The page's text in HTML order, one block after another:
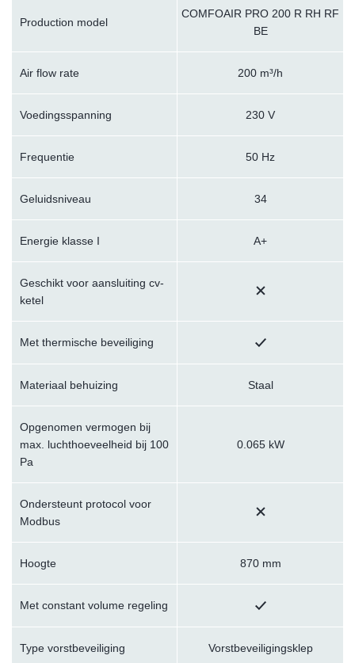
Production model
COMFOAIR PRO 200 R RH RF
BE
Air flow rate 200 m³/h
Voedingsspanning 230 V
Frequentie 50 Hz
Geluidsniveau 34
Energie klasse I A+
Geschikt voor aansluiting cv-
ketel
Met thermische beveiliging
Materiaal behuizing Staal
Opgenomen vermogen bij
max. luchthoeveelheid bij 100
Pa
0.065 kW
Ondersteunt protocol voor
Modbus
Hoogte 870 mm
Met constant volume regeling
Type vorstbeveiliging Vorstbeveiligingsklep